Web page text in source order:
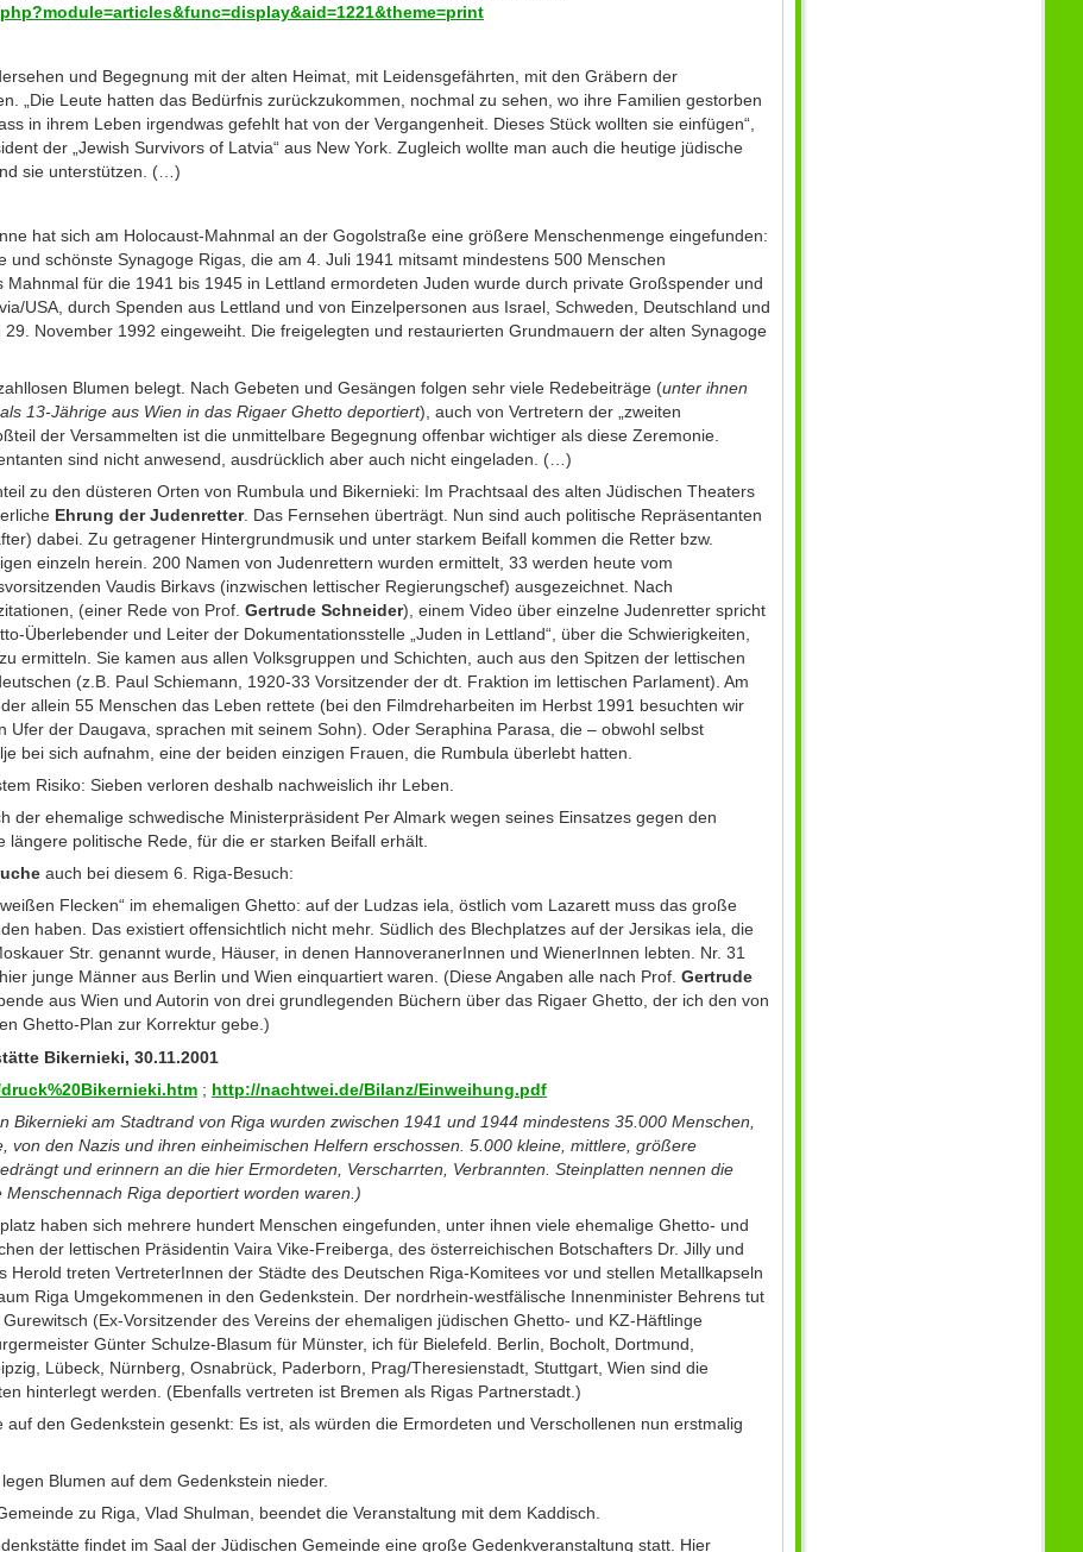
und Begegnung mit der alten Heimat, mit Leidensgefährten, mit den Gräbern der
„Die Leute hatten das Bedürfnis zurückzukommen, nochmal zu sehen, wo ihre Familien gestorben
in ihrem Leben irgendwas gefehlt hat von der Vergangenheit. Dieses Stück wollten sie einfügen“,
der „Jewish Survivors of Latvia“ aus New York. Zugleich wollte man auch die heutige jüdische
sie unterstützen. (…)
hat sich am Holocaust-Mahnmal an der Gogolstraße eine größere Menschenmenge eingefunden:
und schönste Synagoge Rigas, die am 4. Juli 1941 mitsamt mindestens 500 Menschen
Mahnmal für die 1941 bis 1945 in Lettland ermordeten Juden wurde durch private Großspender und
USA, durch Spenden aus Lettland und von Einzelpersonen aus Israel, Schweden, Deutschland und
November 1992 eingeweiht. Die freigelegten und restaurierten Grundmauern der alten Synagoge
Blumen belegt. Nach Gebeten und Gesängen folgen sehr viele Redebeiträge (unter ihnen
13-Jährige aus Wien in das Rigaer Ghetto deportiert), auch von Vertretern der „zweiten
der Versammelten ist die unmittelbare Begegnung offenbar wichtiger als diese Zeremonie.
sind nicht anwesend, ausdrücklich aber auch nicht eingeladen. (…)
zu den düsteren Orten von Rumbula und Bikernieki: Im Prachtsaal des alten Jüdischen Theaters
Ehrung der Judenretter. Das Fernsehen überträgt. Nun sind auch politische Repräsentanten
dabei. Zu getragener Hintergrundmusik und unter starkem Beifall kommen die Retter bzw.
einzeln herein. 200 Namen von Judenrettern wurden ermittelt, 33 werden heute vom
Vaudis Birkavs (inzwischen lettischer Regierungschef) ausgezeichnet. Nach
(einer Rede von Prof. Gertrude Schneider), einem Video über einzelne Judenretter spricht
Überlebender und Leiter der Dokumentationsstelle „Juden in Lettland“, über die Schwierigkeiten,
ermitteln. Sie kamen aus allen Volksgruppen und Schichten, auch aus den Spitzen der lettischen
(z.B. Paul Schiemann, 1920-33 Vorsitzender der dt. Fraktion im lettischen Parlament). Am
allein 55 Menschen das Leben rettete (bei den Filmdreharbeiten im Herbst 1991 besuchten wir
Ufer der Daugava, sprachen mit seinem Sohn). Oder Seraphina Parasa, die – obwohl selbst
bei sich aufnahm, eine der beiden einzigen Frauen, die Rumbula überlebt hatten.
Risiko: Sieben verloren deshalb nachweislich ihr Leben.
der ehemalige schwedische Ministerpräsident Per Almark wegen seines Einsatzes gegen den
längere politische Rede, für die er starken Beifall erhält.
auch bei diesem 6. Riga-Besuch:
Flecken“ im ehemaligen Ghetto: auf der Ludzas iela, östlich vom Lazarett muss das große
haben. Das existiert offensichtlich nicht mehr. Südlich des Blechplatzes auf der Jersikas iela, die
Str. genannt wurde, Häuser, in denen HannoveranerInnen und WienerInnen lebten. Nr. 31
junge Männer aus Berlin und Wien einquartiert waren. (Diese Angaben alle nach Prof. Gertrude
aus Wien und Autorin von drei grundlegenden Büchern über das Rigaer Ghetto, der ich den von
Ghetto-Plan zur Korrektur gebe.)
Bikernieki, 30.11.2001
; http://nachtwei.de/Bilanz/Einweihung.pdf
Bikernieki am Stadtrand von Riga wurden zwischen 1941 und 1944 mindestens 35.000 Menschen,
von den Nazis und ihren einheimischen Helfern erschossen. 5.000 kleine, mittlere, größere
und erinnern an die hier Ermordeten, Verscharrten, Verbrannten. Steinplatten nennen die
Riga deportiert worden waren.)
haben sich mehrere hundert Menschen eingefunden, unter ihnen viele ehemalige Ghetto- und
der lettischen Präsidentin Vaira Vike-Freiberga, des österreichischen Botschafters Dr. Jilly und
Herold treten VertreterInnen der Städte des Deutschen Riga-Komitees vor und stellen Metallkapseln
Riga Umgekommenen in den Gedenkstein. Der nordrhein-westfälische Innenminister Behrens tut
(Ex-Vorsitzender des Vereins der ehemaligen jüdischen Ghetto- und KZ-Häftlinge
Günter Schulze-Blasum für Münster, ich für Bielefeld. Berlin, Bocholt, Dortmund,
Lübeck, Nürnberg, Osnabrück, Paderborn, Prag/Theresienstadt, Stuttgart, Wien sind die
hinterlegt werden. (Ebenfalls vertreten ist Bremen als Rigas Partnerstadt.)
auf den Gedenkstein gesenkt: Es ist, als würden die Ermordeten und Verschollenen nun erstmalig
Blumen auf dem Gedenkstein nieder.
zu Riga, Vlad Shulman, beendet die Veranstaltung mit dem Kaddisch.
findet im Saal der Jüdischen Gemeinde eine große Gedenkveranstaltung statt. Hier